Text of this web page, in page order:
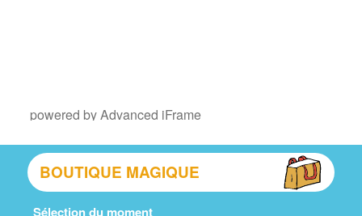
powered by Advanced iFrame
BOUTIQUE MAGIQUE
Sélection du moment